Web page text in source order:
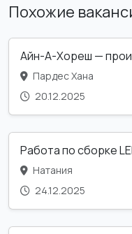
Похожие
Айн-А-Хореш —
Пардес Хана
20.12.2025
Работа по сборке
Натания
24.12.2025